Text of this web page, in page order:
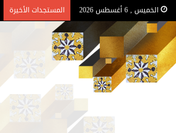
الخميس , 6 أغسطس 2026 المستجدات الأخيرة